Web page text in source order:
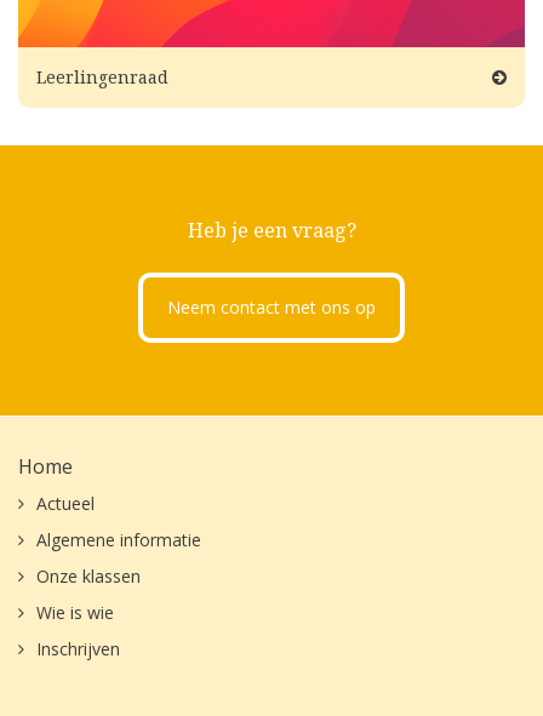
Leerlingenraad
Heb je een vraag?
Neem contact met ons op
Home
Actueel
Algemene informatie
Onze klassen
Wie is wie
Inschrijven